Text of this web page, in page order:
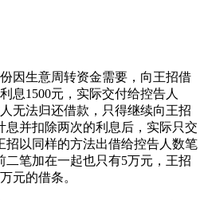
因生意周转资金需要，向王招借
息1500元，实际交付给控告人
无法归还借款，只得继续向王招
息并扣除两次的利息后，实际只交
招以同样的方法出借给控告人数笔
笔加在一起也只有5万元，王招
元的借条。